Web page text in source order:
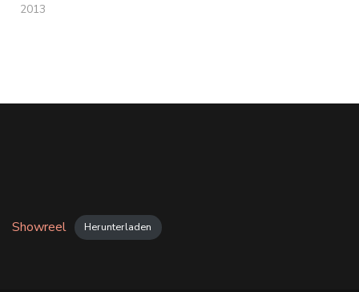
2013
Showreel Herunterladen